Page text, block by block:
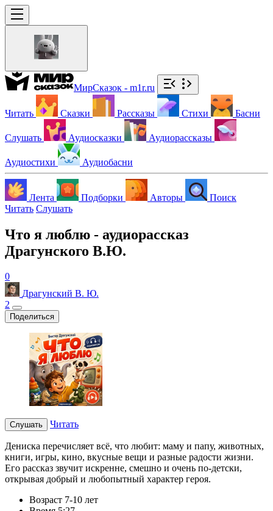
МирСказок - m1r.ru
Читать Сказки Рассказы Стихи Басни
Слушать Аудиосказки Аудиорассказы
Аудиостихи Аудиобасни
Лента Подборки Авторы
Поиск
Читать Слушать
Что я люблю - аудиорассказ
Драгунского В.Ю.
0
Драгунский В. Ю.
2
Поделиться
Слушать Читать
Дениска перечисляет всё, что любит: маму и папу, животных,
книги, игры, кино, вкусные вещи и разные радости жизни.
Его рассказ звучит искренне, смешно и очень по-детски,
открывая добрый и любопытный характер героя.
Возраст 7-10 лет